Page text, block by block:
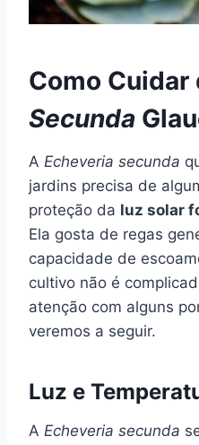
Como Cuidar
Secunda
A Echeveria secunda
jardins precisa de
proteção da luz solar
Ela gosta de regas
capacidade de
cultivo não é
atenção com alguns
veremos a seguir.
Luz e
A Echeveria secunda